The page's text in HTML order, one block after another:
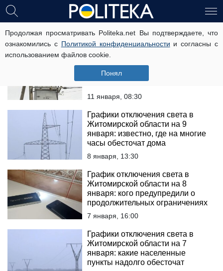
Продолжая просматривать Politeka.net Вы подтверждаете, что
ознакомились с Политикой конфиденциальности и согласны с
использованием файлов cookie.
Понял
Житомирская область
Графики отключения света в
Житомирской области на неделю
с 12 по 18 января: где дома
оставят без света на многие часы
11 января, 08:30
Графики отключения света в
Житомирской области на 9
января: известно, где на многие
часы обесточат дома
8 января, 13:30
График отключения света в
Житомирской области на 8
января: кого предупредили о
продолжительных ограничениях
7 января, 16:00
Графики отключения света в
Житомирской области на 7
января: какие населенные
пункты надолго обесточат